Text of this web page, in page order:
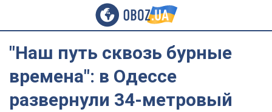
"Наш путь сквозь бурные
времена": в Одессе
развернули 34-метровый